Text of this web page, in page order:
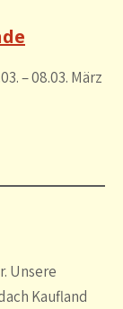
– 08.03. März
Unsere
Kaufland